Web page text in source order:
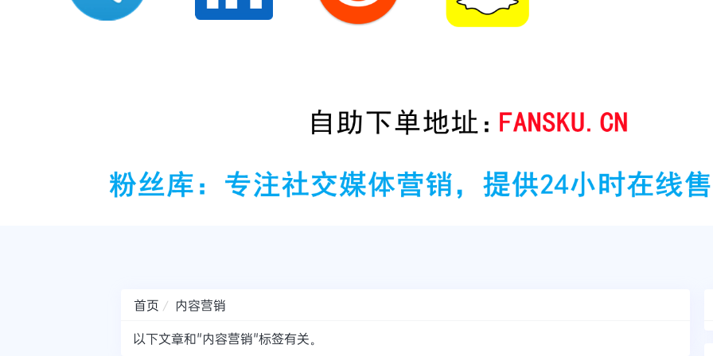
首页
内容营销
以下文章和"内容营销"标签有关。